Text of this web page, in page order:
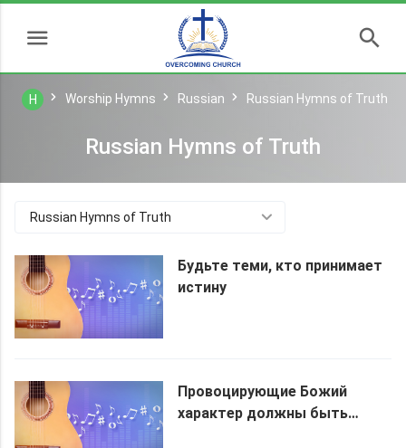
H Worship Hymns Russian Russian Hymns of Truth
Russian Hymns of Truth
Russian Hymns of Truth
Будьте теми, кто принимает
истину
Провоцирующие Божий
характер должны быть